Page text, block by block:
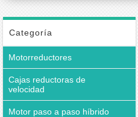
controladora ULN2003 ULN2003 PIC MCU DIY
Categoría
Motorreductores
Cajas reductoras de
velocidad
Motor paso a paso híbrido